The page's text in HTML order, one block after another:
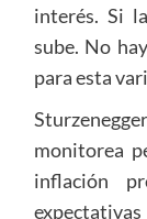
interés. Si
sube. No
para esta
monitorea
inflación